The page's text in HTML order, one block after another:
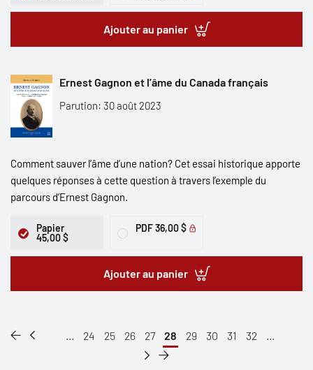
Ajouter au panier
Ernest Gagnon et l’âme du Canada français
Parution: 30 août 2023
Comment sauver l’âme d’une nation? Cet essai historique apporte
quelques réponses à cette question à travers l’exemple du
parcours d’Ernest Gagnon.
Papier
45,00 $
PDF 36,00 $
Ajouter au panier
... 24 25 26 27 28 29 30 31 32 ...